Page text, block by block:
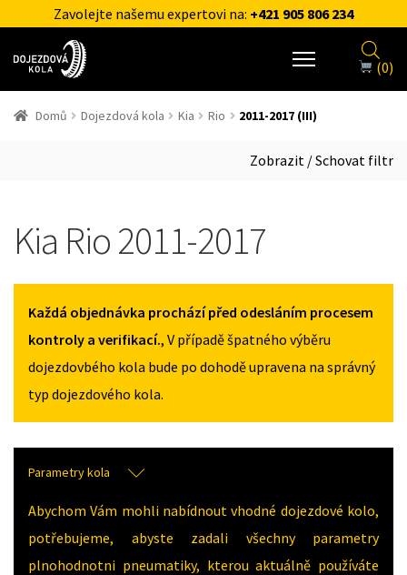
Zavolejte našemu expertovi na: +421 905 806 234
(0)
Domů Dojezdová kola Kia Rio 2011-2017 (III)
Zobrazit / Schovat filtr
Kia Rio 2011-2017
Každá objednávka prochází před odesláním procesem
kontroly a verifikací., V případě špatného výběru
dojezdovbého kola bude po dohodě upravena na správný
typ dojezdového kola.
Parametry kola
Abychom Vám mohli nabídnout vhodné dojezdové kolo,
potřebujeme, abyste zadali všechny parametry
plnohodnotni pneumatiky, kterou aktuálně používáte